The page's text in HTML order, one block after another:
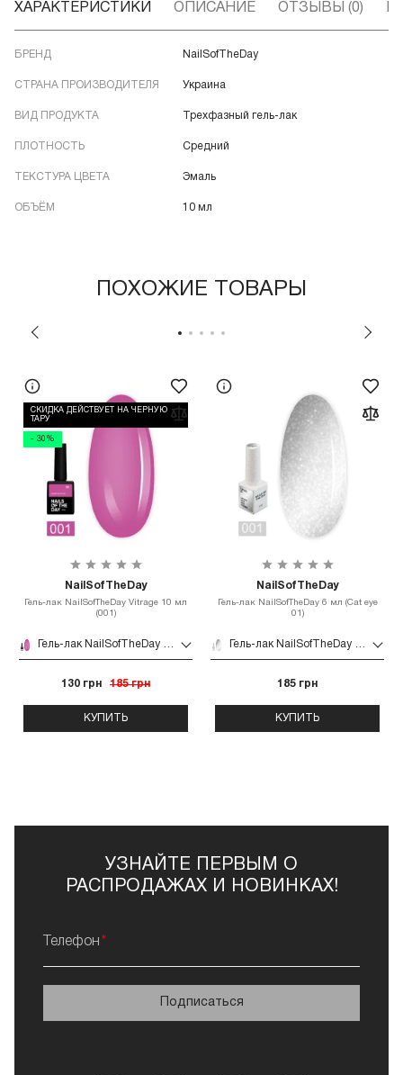
ХАРАКТЕРИСТИКИ ОПИСАНИЕ ОТЗЫВЫ (0)
БРЕНД NailSofTheDay
СТРАНА ПРОИЗВОДИТЕЛЯ Украина
ВИД ПРОДУКТА Трехфазный гель-лак
ПЛОТНОСТЬ Средний
ТЕКСТУРА ЦВЕТА Эмаль
ОБЪЁМ 10 мл
ПОХОЖИЕ ТОВАРЫ
СКИДКА ДЕЙСТВУЕТ НА ЧЕРНУЮ
ТАРУ
- 30%
NailSofTheDay
Гель-лак NailSofTheDay Vitrage 10 мл
(001)
Гель-лак NailSofTheDay Vitrage 10 мл (001)
130 грн 185 грн
КУПИТЬ
NailSofTheDay
Гель-лак NailSofTheDay 6 мл (Cat eye
01)
Гель-лак NailSofTheDay 6 мл (Cat eye 01)
185 грн
КУПИТЬ
УЗНАЙТЕ ПЕРВЫМ О
РАСПРОДАЖАХ И НОВИНКАХ!
Телефон
Подписаться